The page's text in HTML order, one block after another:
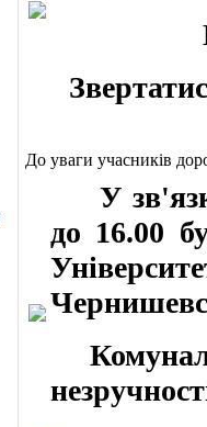
До уваги учасників
У
до 16.00